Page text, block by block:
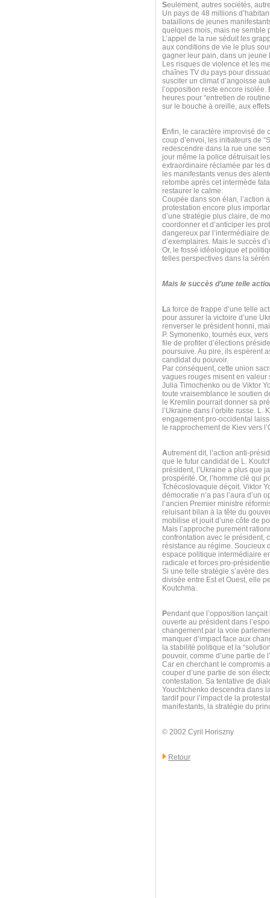
Seulement, autres sociétés,
Un pays de 48 millions
bataillons de jeunes
quelques mois, mais ne semble
L’appel de la rue séduit les
aux conditions de vie le plus
gagner leur pain, dans un jeune
Les risques de violence et les
chaînes TV du pays pour
susciter un climat d’angoisse
l’opposition reste encore
heures pour “entretien de
sur le bouche à oreille, aux
Enfin, le caractère improvisé de
coup d’envoi, les initiateurs de
redescendre dans la rue une
jour même la police détruisait
extraordinaire réclamée par les
les manifestants venus des
retombe après cet intermède
restaurer le calme.
Coupée dans son élan, l’action
protestation encore plus
d’une stratégie plus claire, de
coordonner et d’anticiper les
dangereux par l’intermédiaire
d’exemplaires. Mais le succès
Or, le fossé idéologique et
telles perspectives dans la
Mais le succès d’une telle
La force de frappe d’une telle
pour assurer la victoire d’une
renverser le président honni,
P. Symonenko, tournés eux,
file de profiter d’élections
poursuive. Au pire, ils espèrent
candidat du pouvoir.
Par conséquent, cette union
vagues rouges misent en
Julia Timochenko ou de Viktor
toute vraisemblance le soutien
le Kremlin pourrait donner sa
l’Ukraine dans l’orbite russe.
engagement pro-occidental
le rapprochement de Kiev vers
Autrement dit, l’action anti-
que le futur candidat de L.
président, l’Ukraine a plus que
prospérité. Or, l’homme clé qui
Tchécoslovaquie déçoit. Viktor
démocratie n’a pas l’aura d’un
l’ancien Premier ministre
reluisant bilan à la tête du
mobilise et jouit d’une côte de
Mais l’approche purement
confrontation avec le président,
résistance au régime. Soucieux
espace politique intermédiaire
radicale et forces pro-
Si une telle stratégie s’avère
divisée entre Est et Ouest, elle
Koutchma.
Pendant que l’opposition
ouverte au président dans
changement par la voie
manquer d’impact face aux
la stabilité politique et la
pouvoir, comme d’une partie de
Car en cherchant le compromis
couper d’une partie de son
contestation. Sa tentative de
Youchtchenko descendra dans
tardif pour l’impact de la
manifestants, la stratégie du
© 2002 Cyril Horiszny
Retour